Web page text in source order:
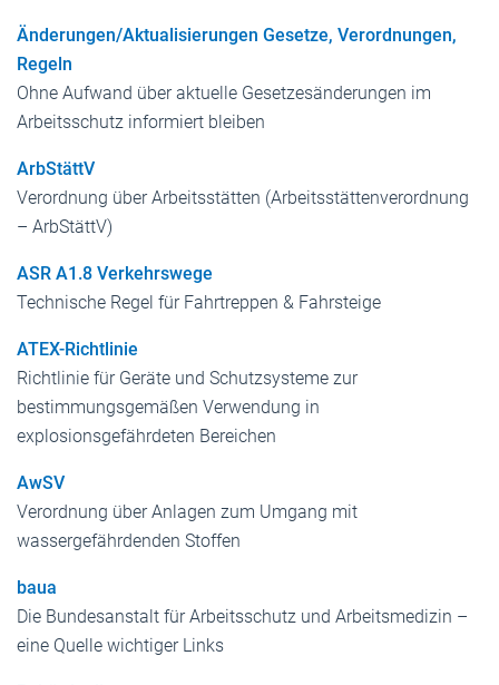
Änderungen/Aktualisierungen Gesetze, Verordnungen,
Regeln
Ohne Aufwand über aktuelle Gesetzesänderungen im
Arbeitsschutz informiert bleiben
ArbStättV
Verordnung über Arbeitsstätten (Arbeitsstättenverordnung
– ArbStättV)
ASR A1.8 Verkehrswege
Technische Regel für Fahrtreppen & Fahrsteige
ATEX-Richtlinie
Richtlinie für Geräte und Schutzsysteme zur
bestimmungsgemäßen Verwendung in
explosionsgefährdeten Bereichen
AwSV
Verordnung über Anlagen zum Umgang mit
wassergefährdenden Stoffen
baua
Die Bundesanstalt für Arbeitsschutz und Arbeitsmedizin –
eine Quelle wichtiger Links